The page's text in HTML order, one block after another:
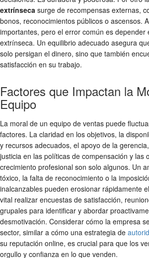
extrínseca surge de recompensas externas,
bonos, reconocimientos públicos o ascensos.
importantes, pero el error común es depender
extrínseca. Un equilibrio adecuado asegura
solo persigan el dinero, sino que también
satisfacción en su trabajo.
Factores que Impactan la
Equipo
La moral de un equipo de ventas puede
factores. La claridad en los objetivos, la
y recursos adecuados, el apoyo de la
justicia en las políticas de compensación y las
crecimiento profesional son solo algunos. Un
tóxico, la falta de reconocimiento o la
inalcanzables pueden erosionar rápidamente
vital realizar encuestas de satisfacción,
grupales para identificar y abordar
desmotivación. Considerar cómo la empresa
sector, similar a cómo una estrategia de
su reputación online, es crucial para que los
orgullo y confianza en lo que venden.